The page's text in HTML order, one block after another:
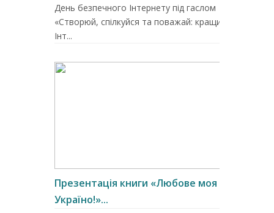
День безпечного Інтернету під гаслом
«Створюй, спілкуйся та поважай: кращий
Інт...
Презентація книги «Любове моя –
Україно!»...